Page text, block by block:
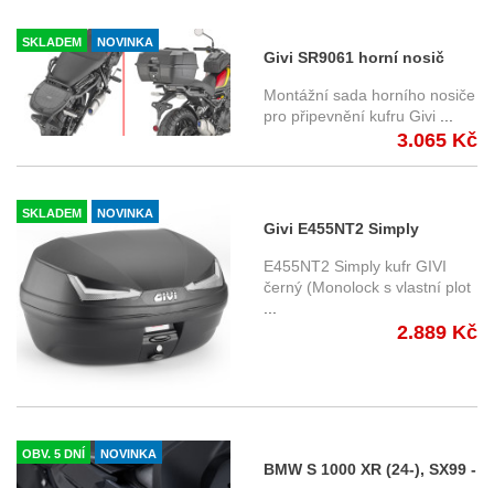
SKLADEM NOVINKA
Givi SR9061 horní nosič
Royal Enfield Guerrilla 450
(24-)
Montážní sada horního nosiče
pro připevnění kufru Givi
3.065 Kč
SKLADEM NOVINKA
Givi E455NT2 Simply
Monolock 45 l. čiré odrazky
E455NT2 Simply kufr GIVI
černý (Monolock s vlastní plot
2.889 Kč
OBV. 5 DNÍ NOVINKA
BMW S 1000 XR (24-), SX99 -